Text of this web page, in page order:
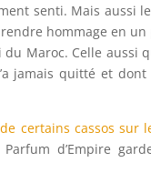
senti. Mais aussi
hommage en
Maroc. Celle aussi
jamais quitté et
certains cassos sur
d’Empire